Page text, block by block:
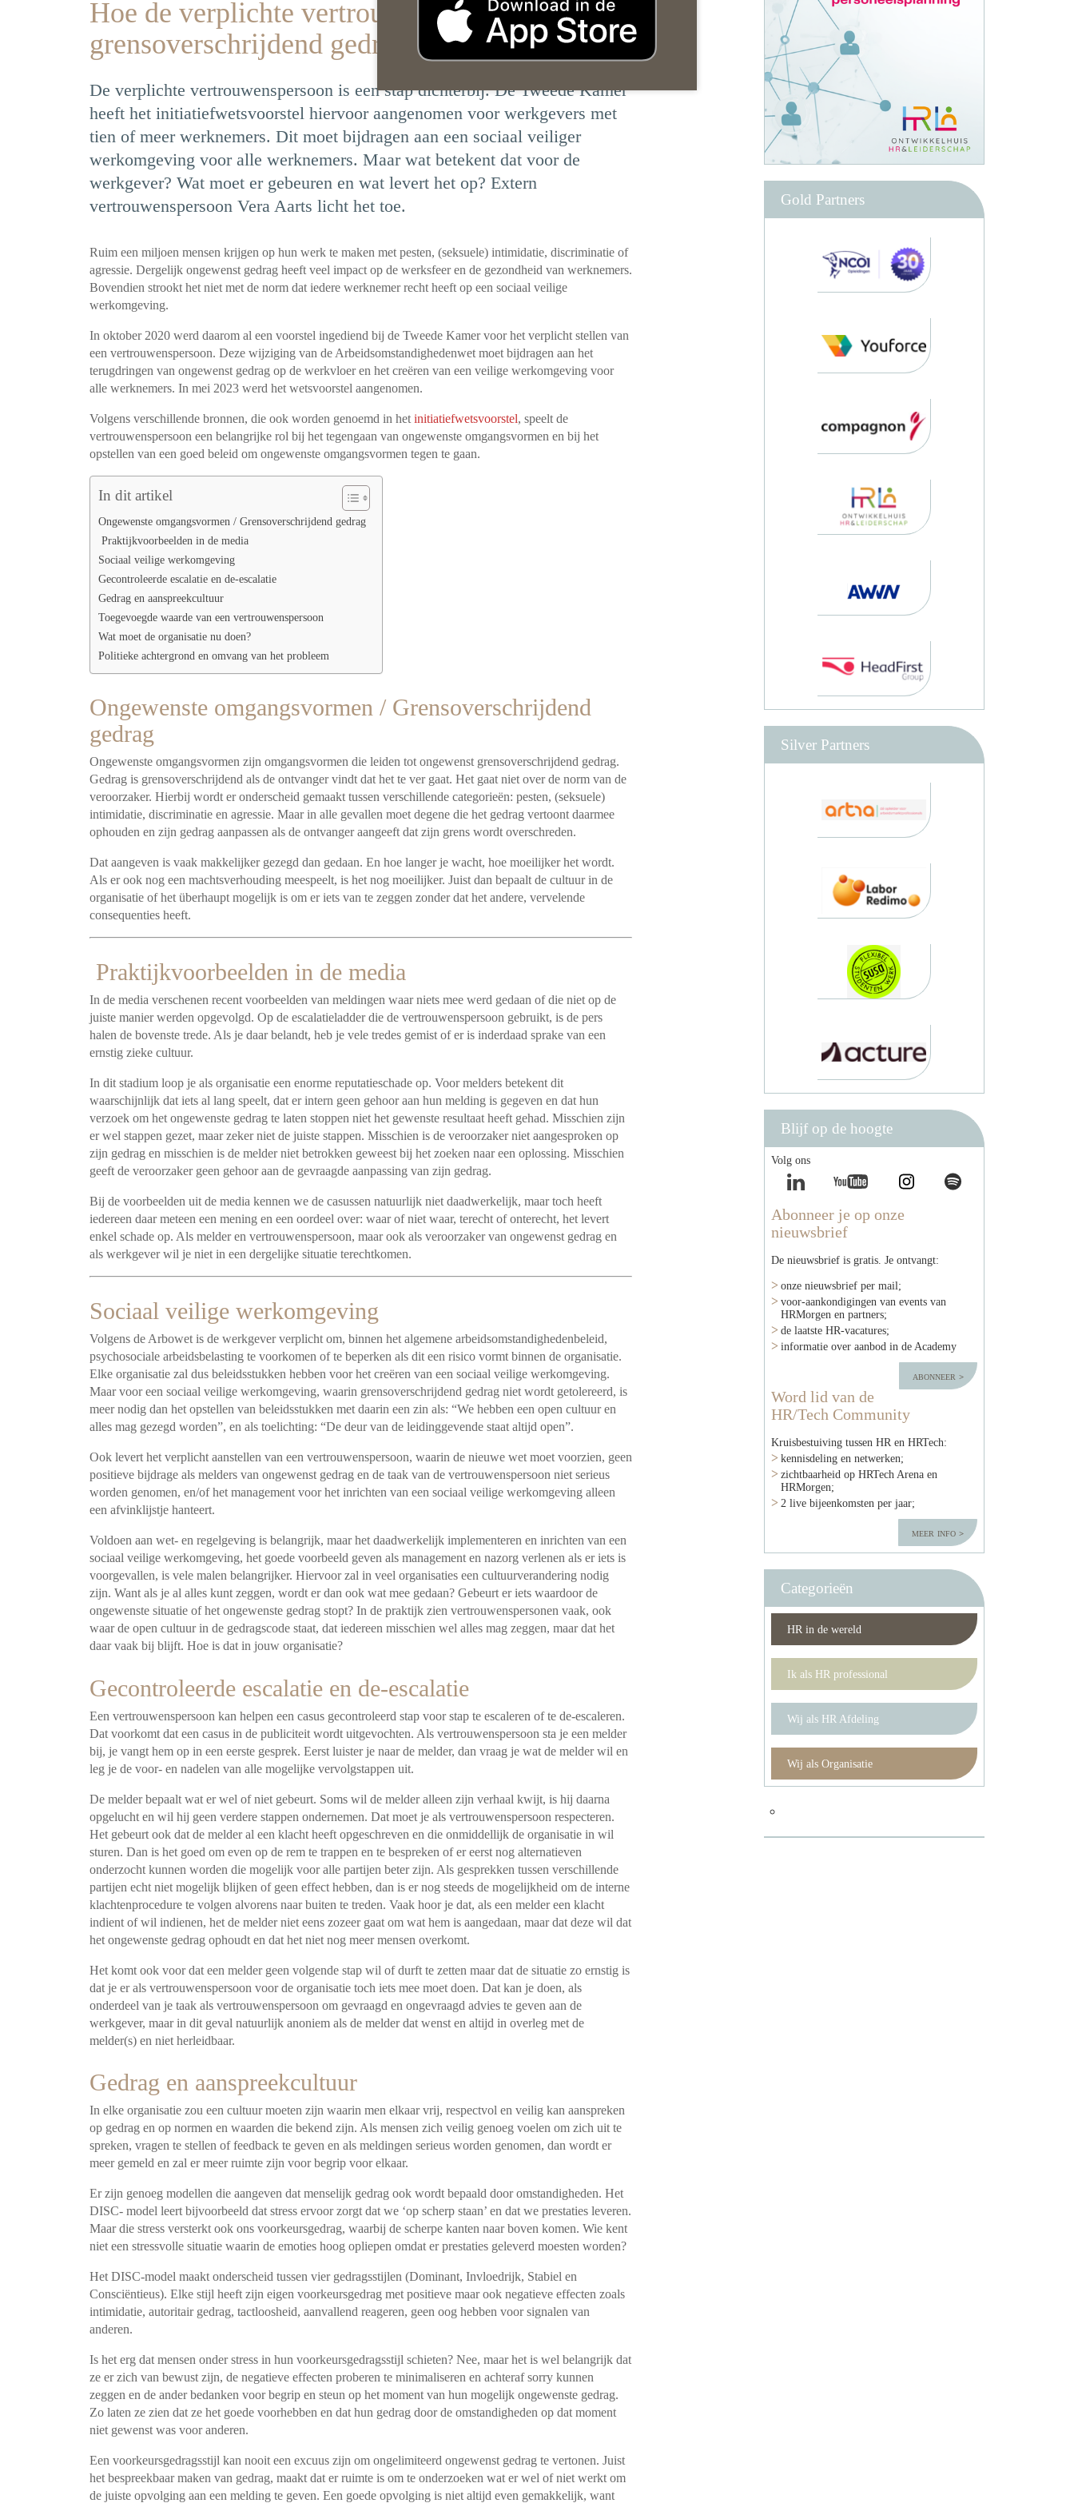
Hoe de verplichte vertrouwenspersoon
grensoverschrijdend gedrag moet voorkomen
De verplichte vertrouwenspersoon is een stap dichterbij. De Tweede Kamer
heeft het initiatiefwetsvoorstel hiervoor aangenomen voor werkgevers met
tien of meer werknemers. Dit moet bijdragen aan een sociaal veiliger
werkomgeving voor alle werknemers. Maar wat betekent dat voor de
werkgever? Wat moet er gebeuren en wat levert het op? Extern
vertrouwenspersoon Vera Aarts licht het toe.
Ruim een miljoen mensen krijgen op hun werk te maken met pesten, (seksuele) intimidatie, discriminatie of
agressie. Dergelijk ongewenst gedrag heeft veel impact op de werksfeer en de gezondheid van werknemers.
Bovendien strookt het niet met de norm dat iedere werknemer recht heeft op een sociaal veilige
werkomgeving.
In oktober 2020 werd daarom al een voorstel ingediend bij de Tweede Kamer voor het verplicht stellen van
een vertrouwenspersoon. Deze wijziging van de Arbeidsomstandighedenwet moet bijdragen aan het
terugdringen van ongewenst gedrag op de werkvloer en het creëren van een veilige werkomgeving voor
alle werknemers. In mei 2023 werd het wetsvoorstel aangenomen.
Volgens verschillende bronnen, die ook worden genoemd in het initiatiefwetsvoorstel, speelt de
vertrouwenspersoon een belangrijke rol bij het tegengaan van ongewenste omgangsvormen en bij het
opstellen van een goed beleid om ongewenste omgangsvormen tegen te gaan.
In dit artikel
Ongewenste omgangsvormen / Grensoverschrijdend gedrag
Praktijkvoorbeelden in de media
Sociaal veilige werkomgeving
Gecontroleerde escalatie en de-escalatie
Gedrag en aanspreekcultuur
Toegevoegde waarde van een vertrouwenspersoon
Wat moet de organisatie nu doen?
Politieke achtergrond en omvang van het probleem
Ongewenste omgangsvormen / Grensoverschrijdend
gedrag
Ongewenste omgangsvormen zijn omgangsvormen die leiden tot ongewenst grensoverschrijdend gedrag.
Gedrag is grensoverschrijdend als de ontvanger vindt dat het te ver gaat. Het gaat niet over de norm van de
veroorzaker. Hierbij wordt er onderscheid gemaakt tussen verschillende categorieën: pesten, (seksuele)
intimidatie, discriminatie en agressie. Maar in alle gevallen moet degene die het gedrag vertoont daarmee
ophouden en zijn gedrag aanpassen als de ontvanger aangeeft dat zijn grens wordt overschreden.
Dat aangeven is vaak makkelijker gezegd dan gedaan. En hoe langer je wacht, hoe moeilijker het wordt.
Als er ook nog een machtsverhouding meespeelt, is het nog moeilijker. Juist dan bepaalt de cultuur in de
organisatie of het überhaupt mogelijk is om er iets van te zeggen zonder dat het andere, vervelende
consequenties heeft.
Praktijkvoorbeelden in de media
In de media verschenen recent voorbeelden van meldingen waar niets mee werd gedaan of die niet op de
juiste manier werden opgevolgd. Op de escalatieladder die de vertrouwenspersoon gebruikt, is de pers
halen de bovenste trede. Als je daar belandt, heb je vele tredes gemist of er is inderdaad sprake van een
ernstig zieke cultuur.
In dit stadium loop je als organisatie een enorme reputatieschade op. Voor melders betekent dit
waarschijnlijk dat iets al lang speelt, dat er intern geen gehoor aan hun melding is gegeven en dat hun
verzoek om het ongewenste gedrag te laten stoppen niet het gewenste resultaat heeft gehad. Misschien zijn
er wel stappen gezet, maar zeker niet de juiste stappen. Misschien is de veroorzaker niet aangesproken op
zijn gedrag en misschien is de melder niet betrokken geweest bij het zoeken naar een oplossing. Misschien
geeft de veroorzaker geen gehoor aan de gevraagde aanpassing van zijn gedrag.
Bij de voorbeelden uit de media kennen we de casussen natuurlijk niet daadwerkelijk, maar toch heeft
iedereen daar meteen een mening en een oordeel over: waar of niet waar, terecht of onterecht, het levert
enkel schade op. Als melder en vertrouwenspersoon, maar ook als veroorzaker van ongewenst gedrag en
als werkgever wil je niet in een dergelijke situatie terechtkomen.
Sociaal veilige werkomgeving
Volgens de Arbowet is de werkgever verplicht om, binnen het algemene arbeidsomstandighedenbeleid,
psychosociale arbeidsbelasting te voorkomen of te beperken als dit een risico vormt binnen de organisatie.
Elke organisatie zal dus beleidsstukken hebben voor het creëren van een sociaal veilige werkomgeving.
Maar voor een sociaal veilige werkomgeving, waarin grensoverschrijdend gedrag niet wordt getolereerd, is
meer nodig dan het opstellen van beleidsstukken met daarin een zin als: “We hebben een open cultuur en
alles mag gezegd worden”, en als toelichting: “De deur van de leidinggevende staat altijd open”.
Ook levert het verplicht aanstellen van een vertrouwenspersoon, waarin de nieuwe wet moet voorzien, geen
positieve bijdrage als melders van ongewenst gedrag en de taak van de vertrouwenspersoon niet serieus
worden genomen, en/of het management voor het inrichten van een sociaal veilige werkomgeving alleen
een afvinklijstje hanteert.
Voldoen aan wet- en regelgeving is belangrijk, maar het daadwerkelijk implementeren en inrichten van een
sociaal veilige werkomgeving, het goede voorbeeld geven als management en nazorg verlenen als er iets is
voorgevallen, is vele malen belangrijker. Hiervoor zal in veel organisaties een cultuurverandering nodig
zijn. Want als je al alles kunt zeggen, wordt er dan ook wat mee gedaan? Gebeurt er iets waardoor de
ongewenste situatie of het ongewenste gedrag stopt? In de praktijk zien vertrouwenspersonen vaak, ook
waar de open cultuur in de gedragscode staat, dat iedereen misschien wel alles mag zeggen, maar dat het
daar vaak bij blijft. Hoe is dat in jouw organisatie?
Gecontroleerde escalatie en de-escalatie
Een vertrouwenspersoon kan helpen een casus gecontroleerd stap voor stap te escaleren of te de-escaleren.
Dat voorkomt dat een casus in de publiciteit wordt uitgevochten. Als vertrouwenspersoon sta je een melder
bij, je vangt hem op in een eerste gesprek. Eerst luister je naar de melder, dan vraag je wat de melder wil en
leg je de voor- en nadelen van alle mogelijke vervolgstappen uit.
De melder bepaalt wat er wel of niet gebeurt. Soms wil de melder alleen zijn verhaal kwijt, is hij daarna
opgelucht en wil hij geen verdere stappen ondernemen. Dat moet je als vertrouwenspersoon respecteren.
Het gebeurt ook dat de melder al een klacht heeft opgeschreven en die onmiddellijk de organisatie in wil
sturen. Dan is het goed om even op de rem te trappen en te bespreken of er eerst nog alternatieven
onderzocht kunnen worden die mogelijk voor alle partijen beter zijn. Als gesprekken tussen verschillende
partijen echt niet mogelijk blijken of geen effect hebben, dan is er nog steeds de mogelijkheid om de interne
klachtenprocedure te volgen alvorens naar buiten te treden. Vaak hoor je dat, als een melder een klacht
indient of wil indienen, het de melder niet eens zozeer gaat om wat hem is aangedaan, maar dat deze wil dat
het ongewenste gedrag ophoudt en dat het niet nog meer mensen overkomt.
Het komt ook voor dat een melder geen volgende stap wil of durft te zetten maar dat de situatie zo ernstig is
dat je er als vertrouwenspersoon voor de organisatie toch iets mee moet doen. Dat kan je doen, als
onderdeel van je taak als vertrouwenspersoon om gevraagd en ongevraagd advies te geven aan de
werkgever, maar in dit geval natuurlijk anoniem als de melder dat wenst en altijd in overleg met de
melder(s) en niet herleidbaar.
Gedrag en aanspreekcultuur
In elke organisatie zou een cultuur moeten zijn waarin men elkaar vrij, respectvol en veilig kan aanspreken
op gedrag en op normen en waarden die bekend zijn. Als mensen zich veilig genoeg voelen om zich uit te
spreken, vragen te stellen of feedback te geven en als meldingen serieus worden genomen, dan wordt er
meer gemeld en zal er meer ruimte zijn voor begrip voor elkaar.
Er zijn genoeg modellen die aangeven dat menselijk gedrag ook wordt bepaald door omstandigheden. Het
DISC- model leert bijvoorbeeld dat stress ervoor zorgt dat we ‘op scherp staan’ en dat we prestaties leveren.
Maar die stress versterkt ook ons voorkeursgedrag, waarbij de scherpe kanten naar boven komen. Wie kent
niet een stressvolle situatie waarin de emoties hoog opliepen omdat er prestaties geleverd moesten worden?
Het DISC-model maakt onderscheid tussen vier gedragsstijlen (Dominant, Invloedrijk, Stabiel en
Consciëntieus). Elke stijl heeft zijn eigen voorkeursgedrag met positieve maar ook negatieve effecten zoals
intimidatie, autoritair gedrag, tactloosheid, aanvallend reageren, geen oog hebben voor signalen van
anderen.
Is het erg dat mensen onder stress in hun voorkeursgedragsstijl schieten? Nee, maar het is wel belangrijk dat
ze er zich van bewust zijn, de negatieve effecten proberen te minimaliseren en achteraf sorry kunnen
zeggen en de ander bedanken voor begrip en steun op het moment van hun mogelijk ongewenste gedrag.
Zo laten ze zien dat ze het goede voorhebben en dat hun gedrag door de omstandigheden op dat moment
niet gewenst was voor anderen.
Een voorkeursgedragsstijl kan nooit een excuus zijn om ongelimiteerd ongewenst gedrag te vertonen. Juist
het bespreekbaar maken van gedrag, maakt dat er ruimte is om te onderzoeken wat er wel of niet werkt om
de juiste opvolging aan een melding te geven. Een goede opvolging is niet altijd even gemakkelijk, want
Gold Partners
Silver Partners
Blijf op de hoogte
Volg ons
Abonneer je op onze
nieuwsbrief
De nieuwsbrief is gratis. Je ontvangt:
onze nieuwsbrief per mail;
voor-aankondigingen van events van
HRMorgen en partners;
de laatste HR-vacatures;
informatie over aanbod in de Academy
abonneer
Word lid van de
HR/Tech Community
Kruisbestuiving tussen HR en HRTech:
kennisdeling en netwerken;
zichtbaarheid op HRTech Arena en
HRMorgen;
2 live bijeenkomsten per jaar;
meer info
Categorieën
HR in de wereld
Ik als HR professional
Wij als HR Afdeling
Wij als Organisatie